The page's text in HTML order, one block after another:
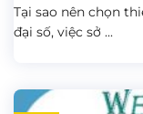
Tại sao nên chọn
đại số, việc sở ...